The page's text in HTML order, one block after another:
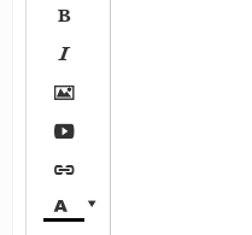






